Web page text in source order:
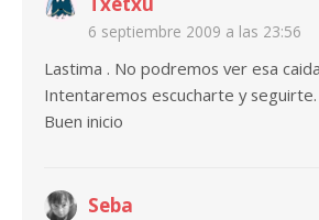
6 septiembre 2009 a las 23:56
Lastima . No podremos ver esa
Intentaremos escucharte y seguirte.
Buen inicio
Seba